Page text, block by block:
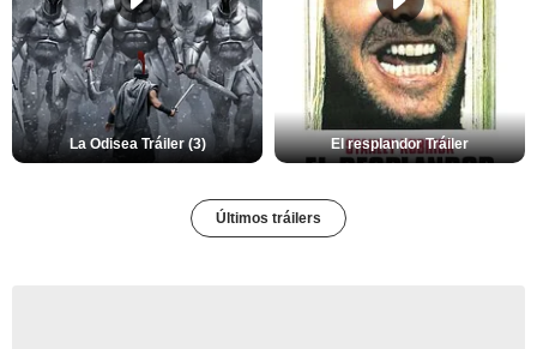
La Odisea Tráiler (3) El resplandor Tráiler
Últimos tráilers